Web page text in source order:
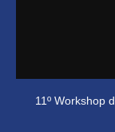
11º Workshop